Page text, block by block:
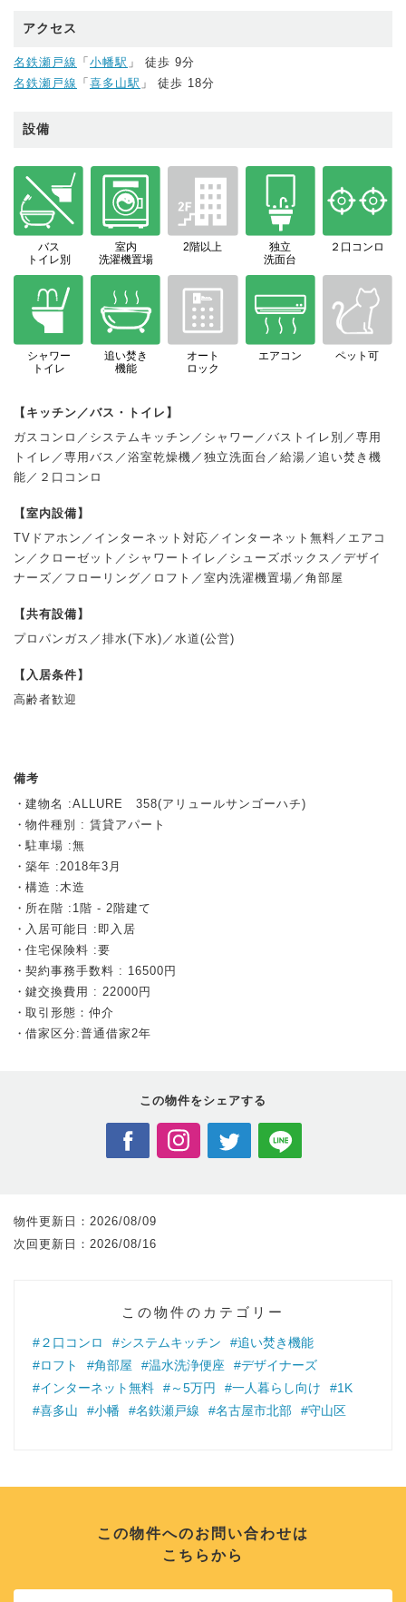
アクセス
名鉄瀬戸線 「 小幡駅 」 徒歩 9分
名鉄瀬戸線 「 喜多山駅 」 徒歩 18分
設備
バス
トイレ別
室内
洗濯機置場
2階以上
独立
洗面台
２口コンロ
シャワー
トイレ
追い焚き
機能
オート
ロック
エアコン ペット可
【キッチン／バス・トイレ】
ガスコンロ／システムキッチン／シャワー／バストイレ別／専用
トイレ／専用バス／浴室乾燥機／独立洗面台／給湯／追い焚き機
能／２口コンロ
【室内設備】
TVドアホン／インターネット対応／インターネット無料／エアコ
ン／クローゼット／シャワートイレ／シューズボックス／デザイ
ナーズ／フローリング／ロフト／室内洗濯機置場／角部屋
【共有設備】
プロパンガス／排水(下水)／水道(公営)
【入居条件】
高齢者歓迎
備考
建物名 :ALLURE 358(アリュールサンゴーハチ)
物件種別 : 賃貸アパート
駐車場 :無
築年 :2018年3月
構造 :木造
所在階 :1階 - 2階建て
入居可能日 :即入居
住宅保険料 :要
契約事務手数料 : 16500円
鍵交換費用 : 22000円
取引形態：仲介
借家区分:普通借家2年
この物件をシェアする
物件更新日： 2026/08/09
次回更新日： 2026/08/16
この物件のカテゴリー
#２口コンロ #システムキッチン
#追い焚き機能
#ロフト
#角部屋 #温水洗浄便座
#デザイナーズ
#インターネット無料
#～5万円 #一人暮らし向け
#1K
#喜多山
#小幡 #名鉄瀬戸線 #名古屋市北部 #守山区
この物件へのお問い合わせは
こちらから